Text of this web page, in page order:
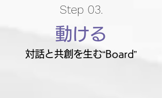
Step 03.
動ける
対話と共創を生む“Board”